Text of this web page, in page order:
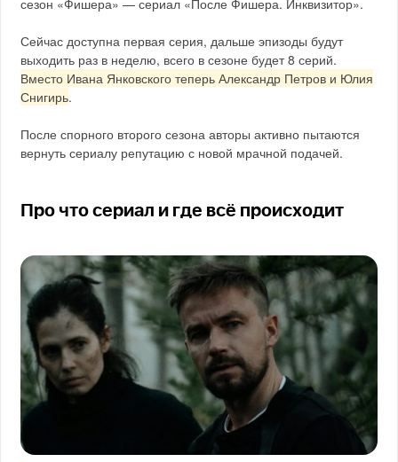
Сейчас доступна первая серия, дальше эпизоды будут
выходить раз в неделю, всего в сезоне будет 8 серий.
Вместо Ивана Янковского теперь Александр Петров и Юлия
Снигирь.
После спорного второго сезона авторы активно пытаются
вернуть сериалу репутацию с новой мрачной подачей.
Про что сериал и где всё происходит